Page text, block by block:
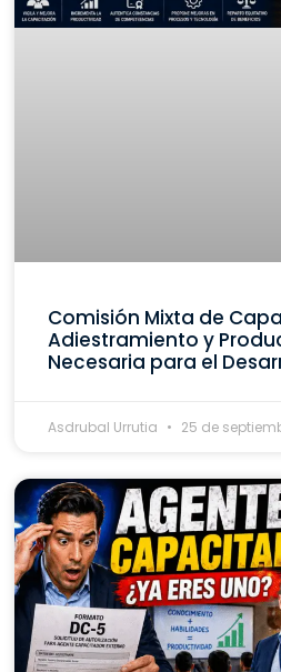
Comisión Mixta de
Adiestramiento y
Necesaria para el
Asdrubal Urrutia 25 de